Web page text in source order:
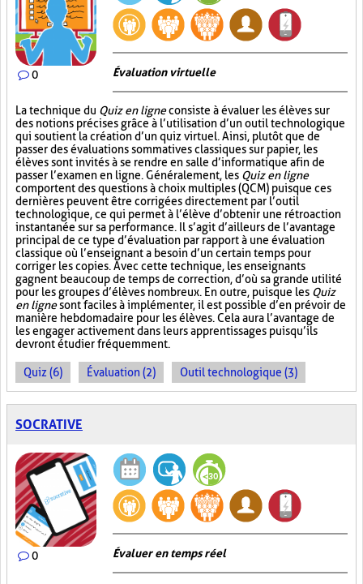
0 Évaluation virtuelle
La technique du Quiz en ligneconsiste à évaluer les élèves sur
des notions précises grâce à l’utilisation d’un outil technologique
qui soutient la création d’un quiz virtuel. Ainsi, plutôt que de
passer des évaluations sommatives classiques sur papier, les
élèves sont invités à se rendre en salle d’informatique afin de
passer l’examen en ligne. Généralement, les Quiz en ligne
comportent des questions à choix multiples (QCM) puisque ces
dernières peuvent être corrigées directement par l’outil
technologique, ce qui permet à l’élève d’obtenir une rétroaction
instantanée sur sa performance. Il s’agit d’ailleurs de l’avantage
principal de ce type d’évaluation par rapport à une évaluation
classique où l’enseignant a besoin d’un certain temps pour
corriger les copies. Avec cette technique, les enseignants
gagnent beaucoup de temps de correction, d’où sa grande utilité
pour les groupes d’élèves nombreux. En outre, puisque les Quiz
en lignesont faciles à implémenter, il est possible d’en prévoir de
manière hebdomadaire pour les élèves. Cela aura l’avantage de
les engager activement dans leurs apprentissages puisqu’ils
devront étudier fréquemment.
Quiz (6) Évaluation (2) Outil technologique (3)
SOCRATIVE
0 Évaluer en temps réel